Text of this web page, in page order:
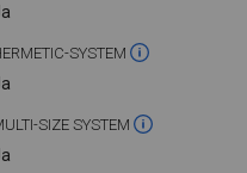
SYSTEM
SIZE SYSTEM